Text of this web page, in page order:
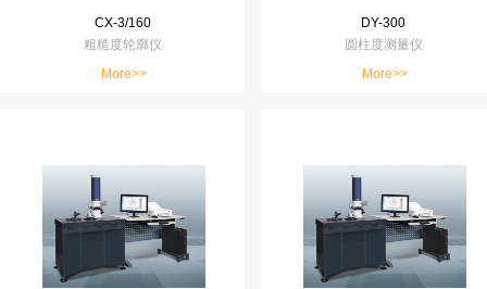
CX-3/160
粗糙度轮廓仪
More>>
DY-300
圆柱度测量仪
More>>